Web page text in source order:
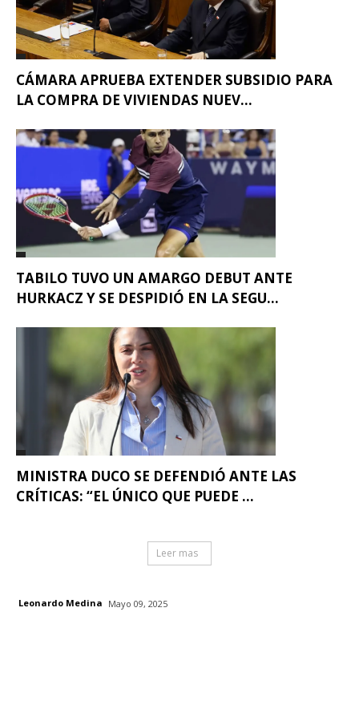
CÁMARA APRUEBA EXTENDER SUBSIDIO PARA
LA COMPRA DE VIVIENDAS NUEV...
TABILO TUVO UN AMARGO DEBUT ANTE
HURKACZ Y SE DESPIDIÓ EN LA SEGU...
MINISTRA DUCO SE DEFENDIÓ ANTE LAS
CRÍTICAS: “EL ÚNICO QUE PUEDE ...
Leer mas
Leonardo Medina Mayo 09, 2025